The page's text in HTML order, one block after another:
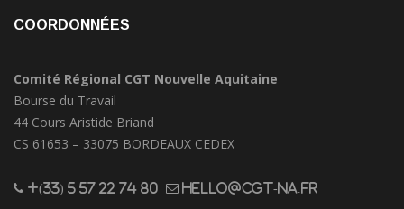
COORDONNÉES
Comité Régional CGT Nouvelle Aquitaine
Bourse du Travail
44 Cours Aristide Briand
CS 61653 – 33075 BORDEAUX CEDEX
+(33) 5 57 22 74 80 hello@cgt-na.fr